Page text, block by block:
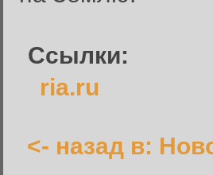
Ссылки:
ria.ru
<- назад в:
Запомнить меня:
Забыли